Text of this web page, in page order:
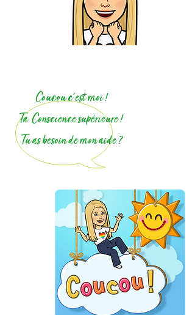
Coucou c'est moi !
Ta Conscience supérieure !
Tu as besoin de mon aide ?